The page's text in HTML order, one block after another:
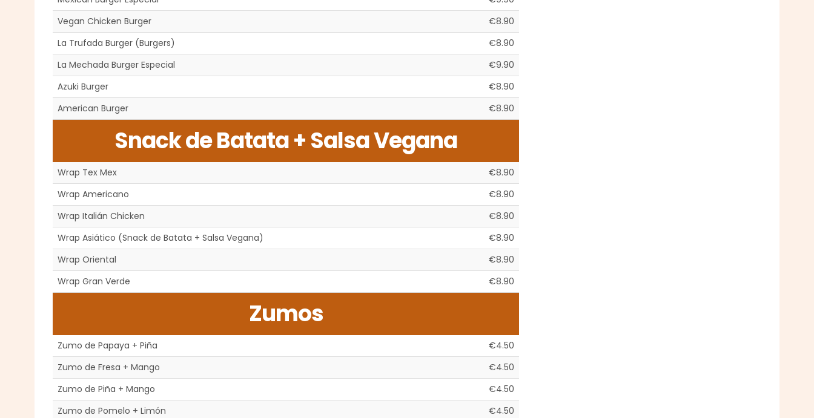
Vegan Chicken Burger
€8.90
La Trufada Burger (Burgers)
€8.90
La Mechada Burger Especial
€9.90
Azuki Burger
€8.90
American Burger
€8.90
Snack de Batata + Salsa Vegana
Wrap Tex Mex
€8.90
Wrap Americano
€8.90
Wrap Italián Chicken
€8.90
Wrap Asiático (Snack de Batata + Salsa Vegana)
€8.90
Wrap Oriental
€8.90
Wrap Gran Verde
€8.90
Zumos
Zumo de Papaya + Piña
€4.50
Zumo de Fresa + Mango
€4.50
Zumo de Piña + Mango
€4.50
Zumo de Pomelo + Limón
€4.50